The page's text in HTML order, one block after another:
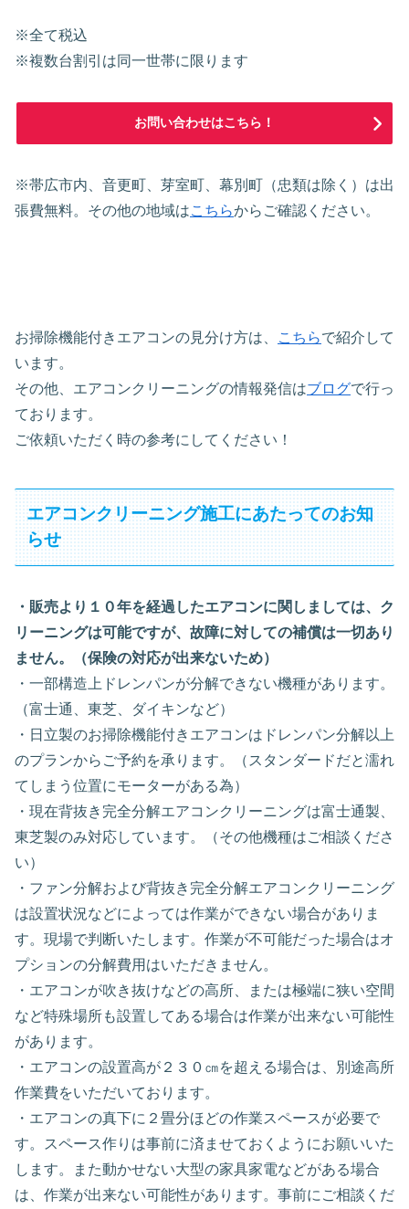
※全て税込
※複数台割引は同一世帯に限ります
お問い合わせはこちら！
※帯広市内、音更町、芽室町、幕別町（忠類は除く）は出
張費無料。その他の地域はこちらからご確認ください。
お掃除機能付きエアコンの見分け方は、 こちらで紹介して
います。
その他、エアコンクリーニングの情報発信はブログで行っ
ております。
ご依頼いただく時の参考にしてください！
エアコンクリーニング施工にあたってのお知
らせ
・販売より１０年を経過したエアコンに関しましては、ク
リーニングは可能ですが、故障に対しての補償は一切あり
ません。（保険の対応が出来ないため）
・一部構造上ドレンパンが分解できない機種があります。
（富士通、東芝、ダイキンなど）
・日立製のお掃除機能付きエアコンはドレンパン分解以上
のプランからご予約を承ります。（スタンダードだと濡れ
てしまう位置にモーターがある為）
・現在背抜き完全分解エアコンクリーニングは富士通製、
東芝製のみ対応しています。（その他機種はご相談くださ
い）
・ファン分解および背抜き完全分解エアコンクリーニング
は設置状況などによっては作業ができない場合がありま
す。現場で判断いたします。作業が不可能だった場合はオ
プションの分解費用はいただきません。
・エアコンが吹き抜けなどの高所、または極端に狭い空間
など特殊場所も設置してある場合は作業が出来ない可能性
があります。
・エアコンの設置高が２３０㎝を超える場合は、別途高所
作業費をいただいております。
・エアコンの真下に２畳分ほどの作業スペースが必要で
す。スペース作りは事前に済ませておくようにお願いいた
します。また動かせない大型の家具家電などがある場合
は、作業が出来ない可能性があります。事前にご相談くだ